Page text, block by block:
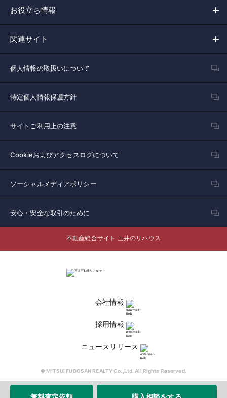
お役立ち情報
関連サイト
個人情報の取扱いについて
特定個人情報保護方針
サイトご利用上の注意
Cookieおよびアクセスログについて
ソーシャルメディアポリシー
安心・安全な取引のために
不動産総合サイト 三井のリハウス
会社情報
採用情報
ニュースリリース
© MITSUI FUDOSAN REALTY Co.,Ltd. All Rights Reserved.